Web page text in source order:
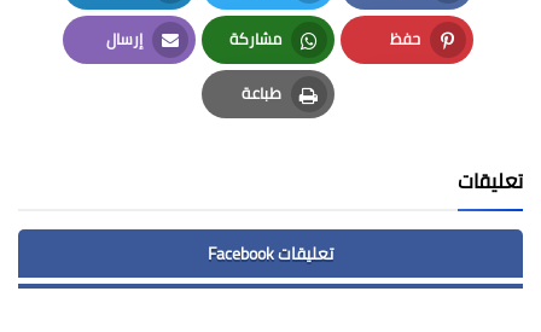
Facebook
Twitter
LinkedIn
حفظ
Pinterest
مشاركة
Whatsapp
إرسال
Email
طباعة
Print
تعليقات
تعليقات Facebook